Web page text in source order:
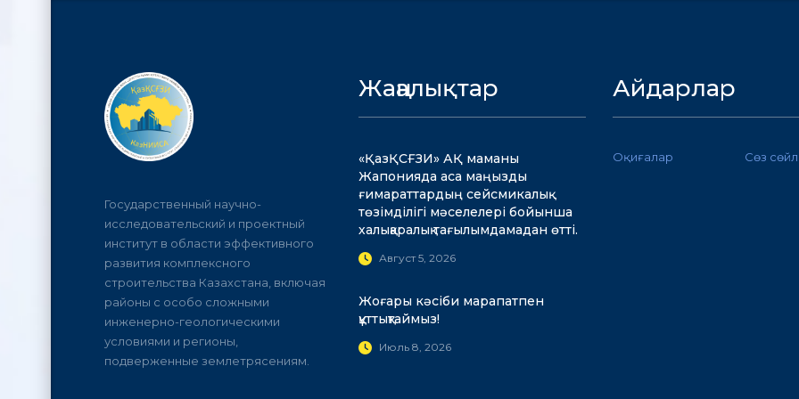
Государственный научно-
исследовательский и проектный
институт в области эффективного
развития комплексного
строительства Казахстана, включая
районы с особо сложными
инженерно-геологическими
условиями и регионы,
подверженные землетрясениям.
Жаңалықтар
«ҚазҚСҒЗИ» АҚ маманы
Жапонияда аса маңызды
ғимараттардың сейсмикалық
төзімділігі мәселелері бойынша
халықаралық тағылымдамадан өтті.
Август 5, 2026
Жоғары кәсіби марапатпен
құттықтаймыз!
Июль 8, 2026
Айдарлар
Оқиғалар Сөз